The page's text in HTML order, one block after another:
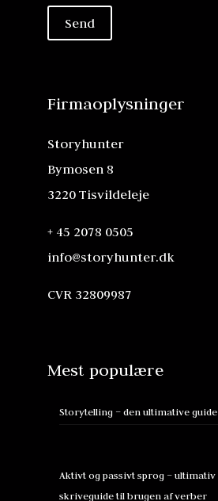
Firmaoplysninger
Storyhunter
Bymosen 8
3220 Tisvildeleje
+ 45 2078 0505
info@storyhunter.dk
CVR 32809987
Mest populære
Storytelling – den ultimative guide
Aktivt og passivt sprog – ultimativ
skriveguide til brugen af verber